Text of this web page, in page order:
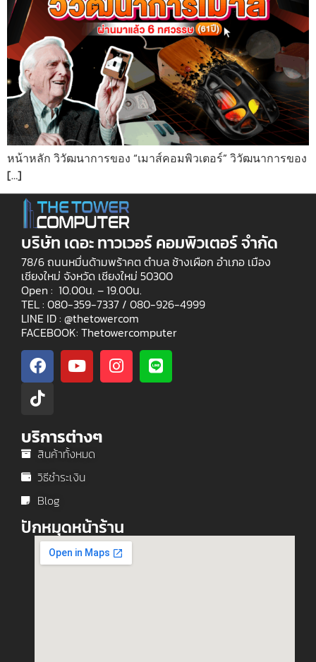
หน้าหลัก วิวัฒนาการของ “เมาส์คอมพิวเตอร์” วิวัฒนาการของ
[…]
บริษัท เดอะ ทาวเวอร์ คอมพิวเตอร์ จำกัด
78/6 ถนนหมื่นด้ามพร้าคต ตำบล ช้างเผือก อำเภอ เมือง
เชียงใหม่ จังหวัด เชียงใหม่ 50300
Open : 10.00น. – 19.00น.
TEL : 080-359-7337 / 080-926-4999
LINE ID : @thetowercom
FACEBOOK: Thetowercomputer
บริการต่างๆ
สินค้าทั้งหมด
วิธีชำระเงิน
Blog
ปักหมุดหน้าร้าน